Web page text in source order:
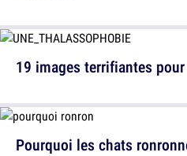
Pourquoi les chats
19 images terrifiantes